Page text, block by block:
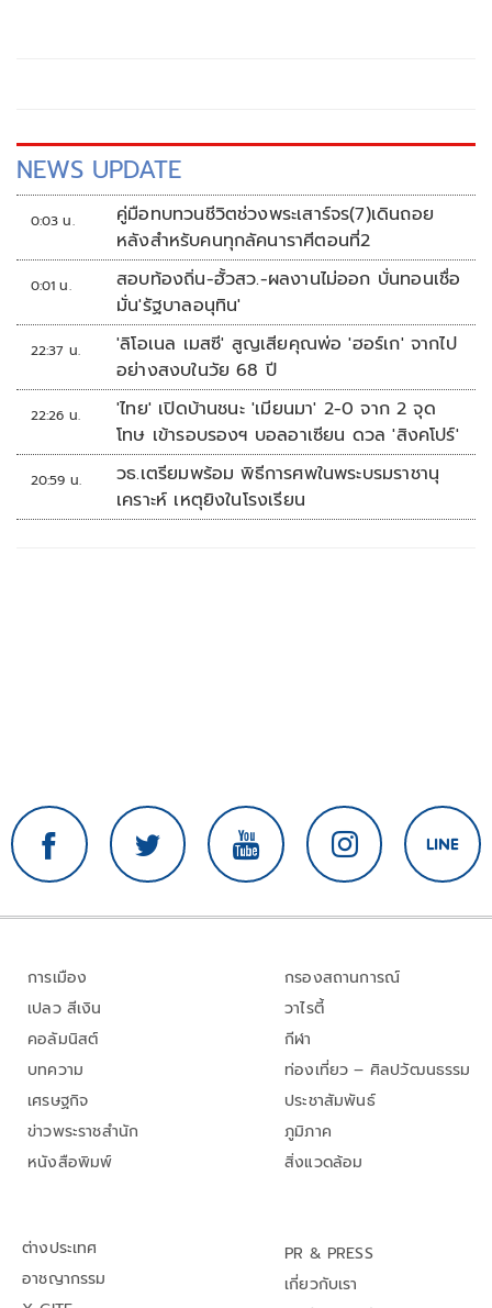
NEWS UPDATE
0:03 น.
คู่มือทบทวนชีวิตช่วงพระเสาร์จร(7)เดินถอย
หลังสำหรับคนทุกลัคนาราศีตอนที่2
0:01 น.
สอบท้องถิ่น-ฮั้วสว.-ผลงานไม่ออก บั่นทอนเชื่อ
มั่น'รัฐบาลอนุทิน'
22:37 น.
'ลิโอเนล เมสซี' สูญเสียคุณพ่อ 'ฮอร์เก' จากไป
อย่างสงบในวัย 68 ปี
22:26 น.
'ไทย' เปิดบ้านชนะ 'เมียนมา' 2-0 จาก 2 จุด
โทษ เข้ารอบรองฯ บอลอาเซียน ดวล 'สิงคโปร์'
20:59 น.
วธ.เตรียมพร้อม พิธีการศพในพระบรมราชานุ
เคราะห์ เหตุยิงในโรงเรียน
การเมือง
เปลว สีเงิน
คอลัมนิสต์
บทความ
เศรษฐกิจ
ข่าวพระราชสำนัก
หนังสือพิมพ์
กรองสถานการณ์
วาไรตี้
กีฬา
ท่องเที่ยว – ศิลปวัฒนธรรม
ประชาสัมพันธ์
ภูมิภาค
สิ่งแวดล้อม
ต่างประเทศ
อาชญากรรม
PR & PRESS
เกี่ยวกับเรา